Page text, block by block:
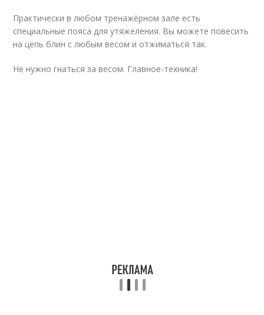
Практически в любом тренажёрном зале есть
специальные пояса для утяжеления. Вы можете повесить
на цепь блин с любым весом и отжиматься так.
Не нужно гнаться за весом. Главное-техника!